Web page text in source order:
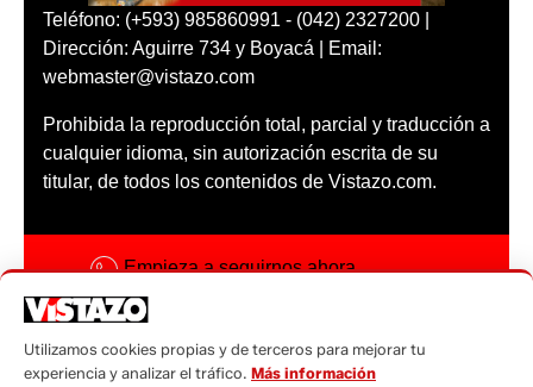
Teléfono: (+593) 985860991 - (042) 2327200 |
Dirección: Aguirre 734 y Boyacá | Email:
webmaster@vistazo.com
Prohibida la reproducción total, parcial y traducción a
cualquier idioma, sin autorización escrita de su
titular, de todos los contenidos de Vistazo.com.
Empieza a seguirnos ahora
Código ética
Utilizamos cookies propias y de terceros para mejorar tu
experiencia y analizar el tráfico. Más información